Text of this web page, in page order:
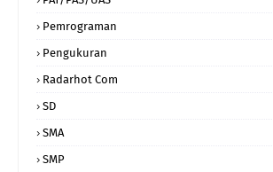
Pemrograman
Pengukuran
Radarhot Com
SD
SMA
SMP